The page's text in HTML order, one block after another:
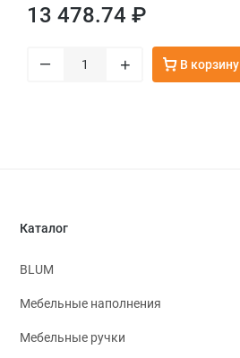
13 478.74 ₽
– + В корзину
Каталог
BLUM
Мебельные наполнения
Мебельные ручки